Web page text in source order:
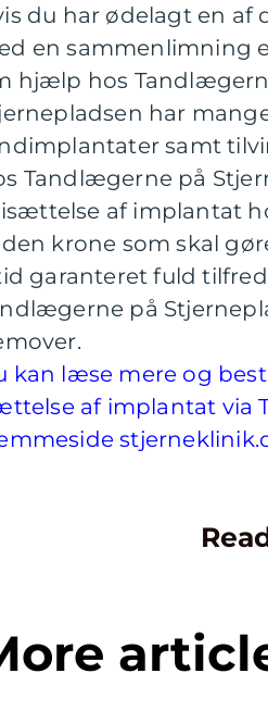
du har ødelagt en
en sammenlimning
hjælp hos
har
samt
Tandlægerne på
af implantat
krone som skal
garanteret fuld
på
kan læse mere og
af implantat via